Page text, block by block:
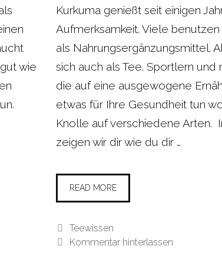
wie
Kurkuma genießt seit einigen
Aufmerksamkeit. Viele
als Nahrungsergänzungsmittel.
sich auch als Tee. Sportlern
die auf eine ausgewogene
etwas für Ihre Gesundheit tun
Knolle auf verschiedene Arten.
zeigen wir dir wie du dir …
READ MORE
Kategorien
Teewissen
Kommentar hinterlassen